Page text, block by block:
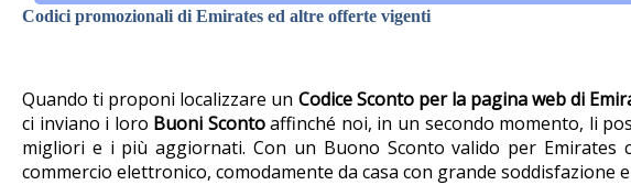
Quando ti proponi localizzare un Codice Sconto per la pagina web di
ci inviano i loro Buoni Scontoaffinché noi, in un secondo momento, li
migliori e i più aggiornati. Con un Buono Sconto valido per
commercio elettronico, comodamente da casa con grande soddisfazione
Codici promozionali di Emirates ed altre offerte vigenti